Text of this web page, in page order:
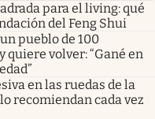
para el living: qué
del Feng Shui
pueblo de 100
volver: “Gané en
en las ruedas de la
recomiendan cada vez